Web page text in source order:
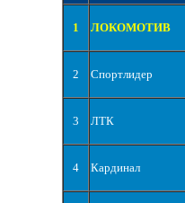
1 ЛОКОМОТИВ
2 Спортлидер
3 ЛТК
4 Кардинал